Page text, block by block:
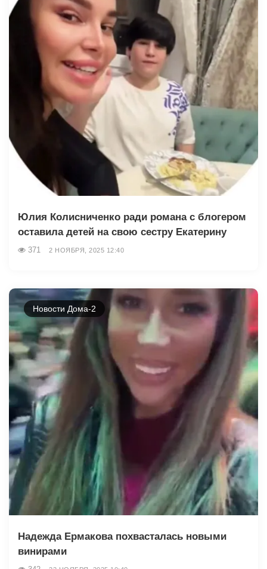
Юлия Колисниченко ради романа с блогером
оставила детей на свою сестру Екатерину
371 2 НОЯБРЯ, 2025 12:40
Новости Дома-2
Надежда Ермакова похвасталась новыми
винирами